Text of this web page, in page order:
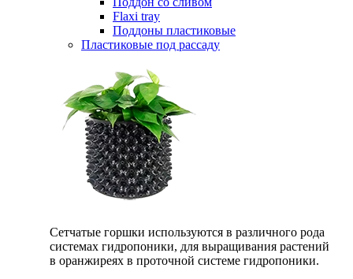
Flaxi tray
Поддоны пластиковые
Пластиковые под рассаду
Сетчатые горшки используются в различного рода
системах гидропоники, для выращивания растений
в оранжиреях в проточной системе гидропоники.